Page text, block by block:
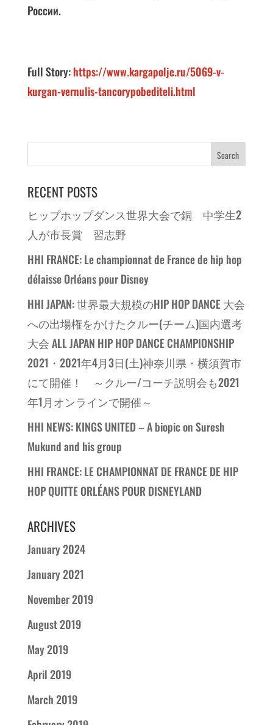
России.
Full Story:https://www.kargapolje.ru/5069-v-
kurgan-vernulis-tancorypobediteli.html
RECENT POSTS
ヒップホップダンス世界大会で銅 中学生2
人が市長賞 習志野
HHI FRANCE: Le championnat de France de hip hop
délaisse Orléans pour Disney
HHI JAPAN: 世界最大規模のHIP HOP DANCE 大会
への出場権をかけたクルー(チーム)国内選考
大会 ALL JAPAN HIP HOP DANCE CHAMPIONSHIP
2021・2021年4月3日(土)神奈川県・横須賀市
にて開催！ ～クルー/コーチ説明会も2021
年1月オンラインで開催～
HHI NEWS: KINGS UNITED – A biopic on Suresh
Mukund and his group
HHI FRANCE: LE CHAMPIONNAT DE FRANCE DE HIP
HOP QUITTE ORLÉANS POUR DISNEYLAND
ARCHIVES
January 2024
January 2021
November 2019
August 2019
May 2019
April 2019
March 2019